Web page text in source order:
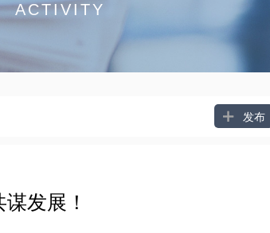
ACTIVITY
 发布
发展！